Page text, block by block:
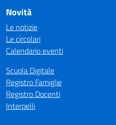
Novità
Le notizie
Le circolari
Calendario eventi
Scuola Digitale
Registro Famiglie
Registro Docenti
Interpelli